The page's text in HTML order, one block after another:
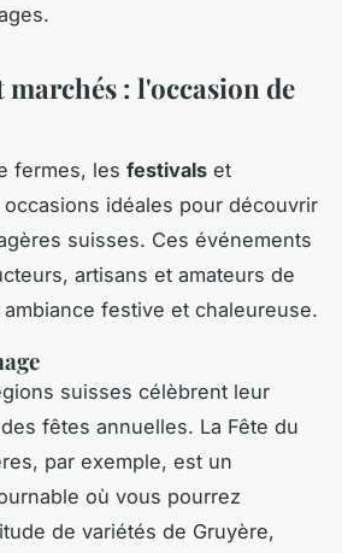
marchés : l'occasion de
fermes, les festivals et
idéales pour découvrir
suisses. Ces événements
artisans et amateurs de
festive et chaleureuse.
suisses célèbrent leur
fêtes annuelles. La Fête du
par exemple, est un
où vous pourrez
de variétés de Gruyère,